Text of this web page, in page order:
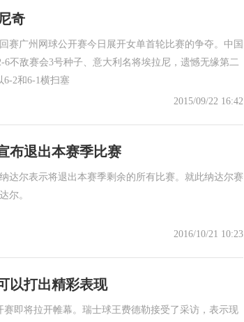
奇
赛广州网球公开赛今日展开女单首轮比赛的争夺。中国
6不敌赛会3号种子、意大利名将埃拉尼，遗憾无缘第二
2和6-1横扫塞
2015/09/22 16:42
布退出本赛季比赛
达尔表示将退出本赛季剩余的所有比赛。就此纳达尔赛
尔。
2016/10/21 10:23
以打出精彩表现
赛即将拉开帷幕。瑞士球王费德勒接受了采访，表示现